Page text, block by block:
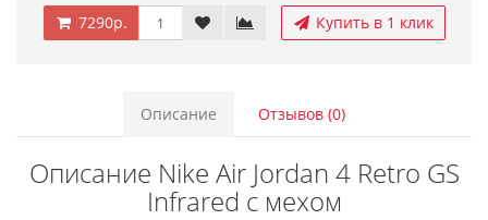
7290р. Купить в 1 клик
Описание Отзывов (0)
Описание Nike Air Jordan 4 Retro GS
Infrared с мехом